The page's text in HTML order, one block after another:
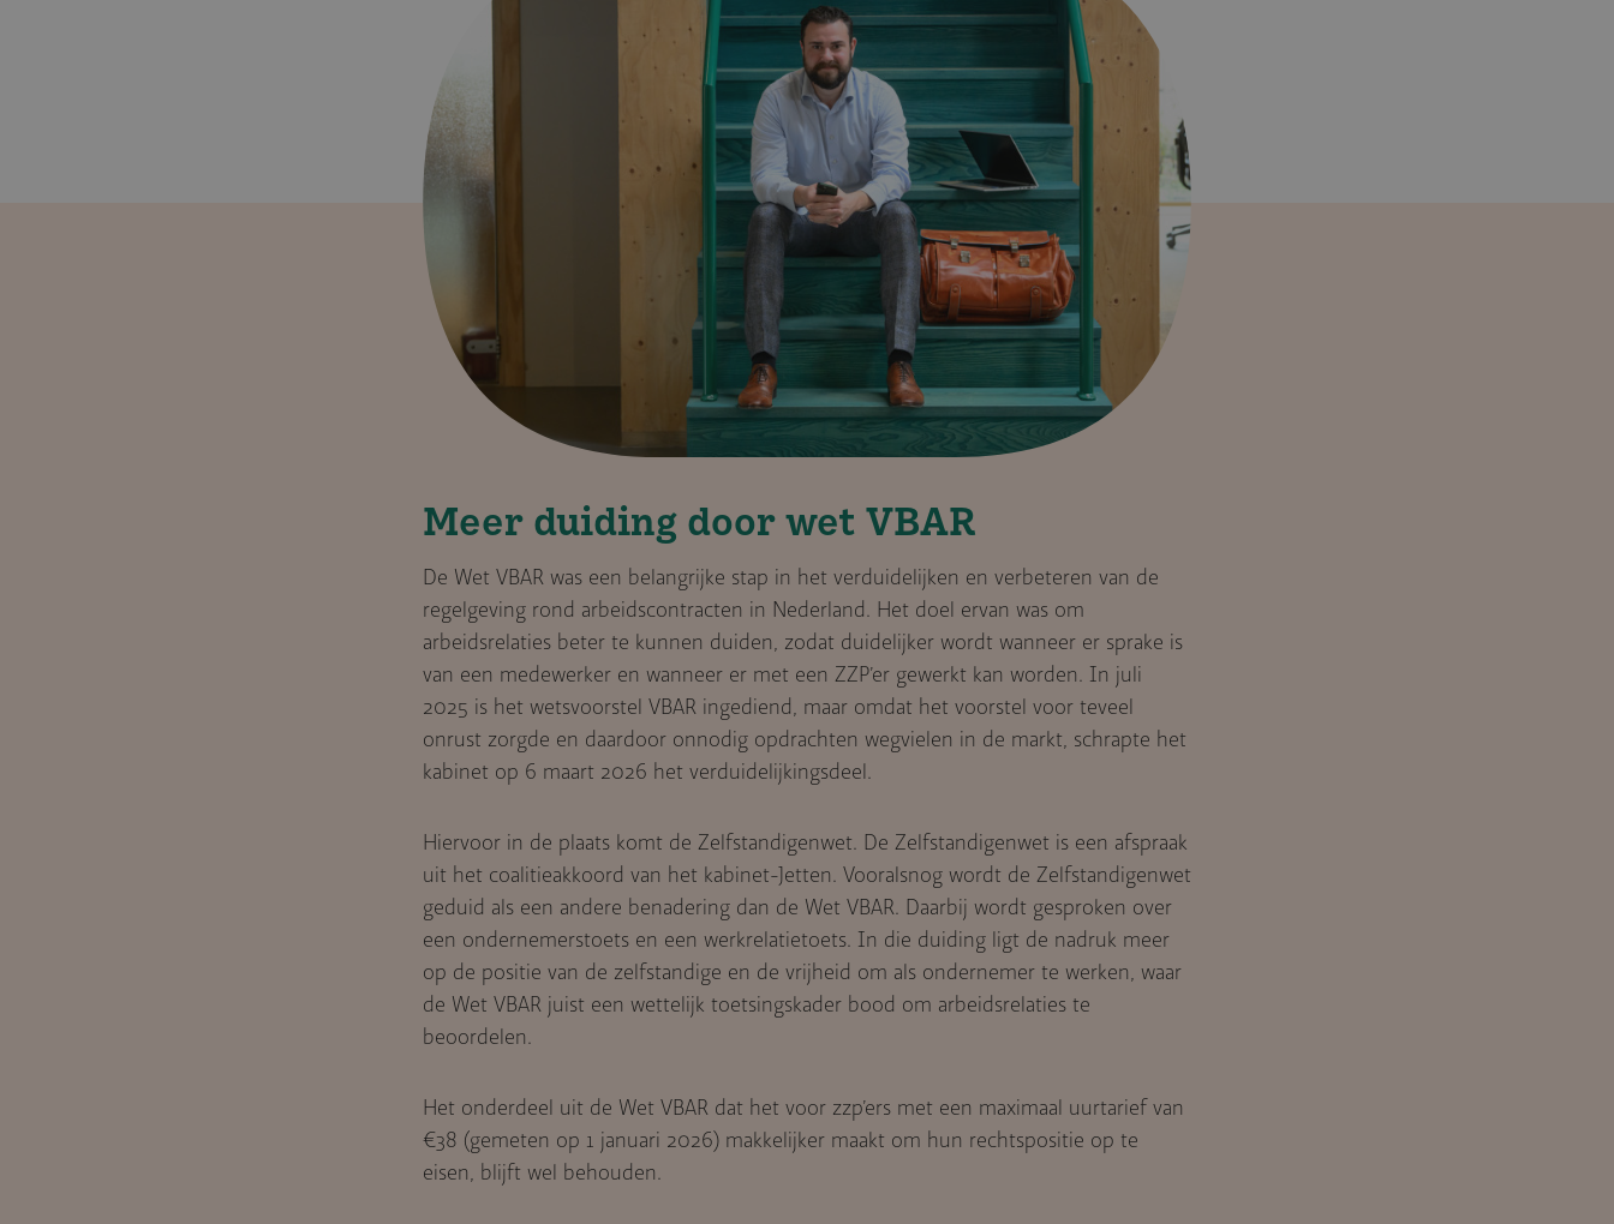
Meer duiding door wet VBAR
De Wet VBAR was een belangrijke stap in het verduidelijken en verbeteren van de
regelgeving rond arbeidscontracten in Nederland. Het doel ervan was om
arbeidsrelaties beter te kunnen duiden, zodat duidelijker wordt wanneer er sprake is
van een medewerker en wanneer er met een ZZP’er gewerkt kan worden. In juli
2025 is het wetsvoorstel VBAR ingediend, maar omdat het voorstel voor teveel
onrust zorgde en daardoor onnodig opdrachten wegvielen in de markt, schrapte het
kabinet op 6 maart 2026 het verduidelijkingsdeel.
Hiervoor in de plaats komt de Zelfstandigenwet. De Zelfstandigenwet is een afspraak
uit het coalitieakkoord van het kabinet-Jetten. Vooralsnog wordt de Zelfstandigenwet
geduid als een andere benadering dan de Wet VBAR. Daarbij wordt gesproken over
een ondernemerstoets en een werkrelatietoets. In die duiding ligt de nadruk meer
op de positie van de zelfstandige en de vrijheid om als ondernemer te werken, waar
de Wet VBAR juist een wettelijk toetsingskader bood om arbeidsrelaties te
beoordelen.
Het onderdeel uit de Wet VBAR dat het voor zzp’ers met een maximaal uurtarief van
€38 (gemeten op 1 januari 2026) makkelijker maakt om hun rechtspositie op te
eisen, blijft wel behouden.